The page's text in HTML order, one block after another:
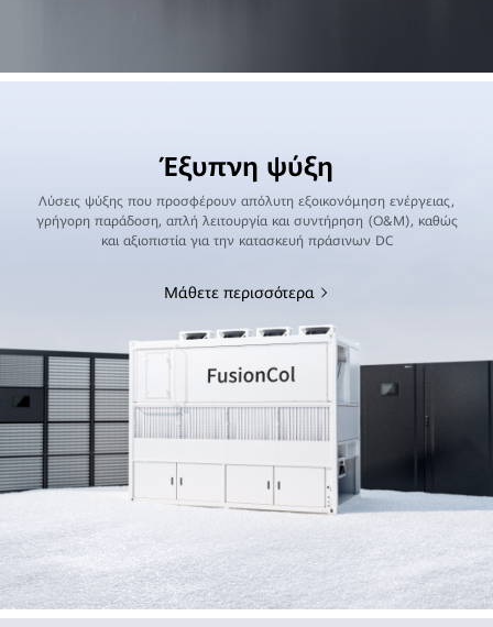
Έξυπνη ψύξη
Λύσεις ψύξης που προσφέρουν απόλυτη εξοικονόμηση ενέργειας,
γρήγορη παράδοση, απλή λειτουργία και συντήρηση (O&M), καθώς
και αξιοπιστία για την κατασκευή πράσινων DC
Μάθετε περισσότερα